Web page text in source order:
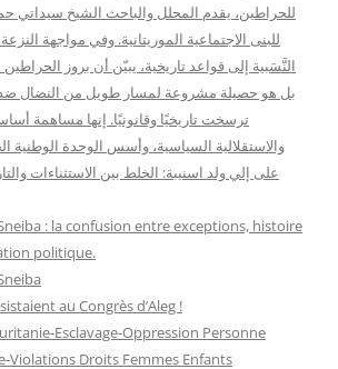
للحراطين، يقدم المحلل والباحث الشيخ سيداتي
للبنى الاجتماعية الموريتانية. وفي مواجهة
النَّسَبية إلى قواعد تاريخية، يبيّن أن بروز
بل هو حصيلة مشروعة لمسار طويل من النضال ضد
ترسخت تاريخيًا وقانونيًا. إنها مساهمة
والاستقلالية السياسية، وأسس الوحدة الوطنية
على إلي ولد اسنيبة: الخلط بين الاستثناءات
: la confusion entre exceptions, histoire
politique.
au Congrès d’Aleg !
Esclavage-Oppression Personne
Violations Droits Femmes Enfants